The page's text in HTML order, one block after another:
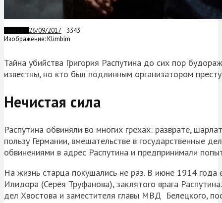
26/09/2017
3343
Изображение: Klimbim
Тайна убийства Григория Распутина до сих пор
известны, но кто был подлинным организатором
Нечистая сила
Распутина обвиняли во многих грехах: разврате,
пользу Германии, вмешательстве в государственные
обвинениями в адрес Распутина и предпринимали
На жизнь старца покушались не раз. В июне 1914
Илидора (Серея Труфанова), заклятого врага
дел Хвостова и заместителя главы МВД Белецкого,